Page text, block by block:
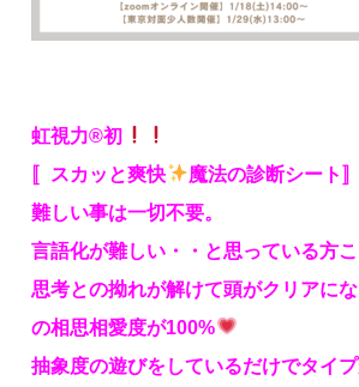
虹視力®初
〚スカッと爽快
魔法の診断シート
難しい事は一切不要。
言語化が難しい・・と思っている方
思考との拗れが解けて頭がクリアに
の相思相愛度が100%
抽象度の遊びをしているだけでタイ